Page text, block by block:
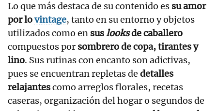
Lo que más destaca de su contenido es su amor
por lovintage, tanto en su entorno y objetos
utilizados como en suslooksde caballero
compuestos por sombrero de copa, tirantes y
lino. Sus rutinas con encanto son adictivas,
pues se encuentran repletas de detalles
relajantescomo arreglos florales, recetas
caseras, organización del hogar o segundos de